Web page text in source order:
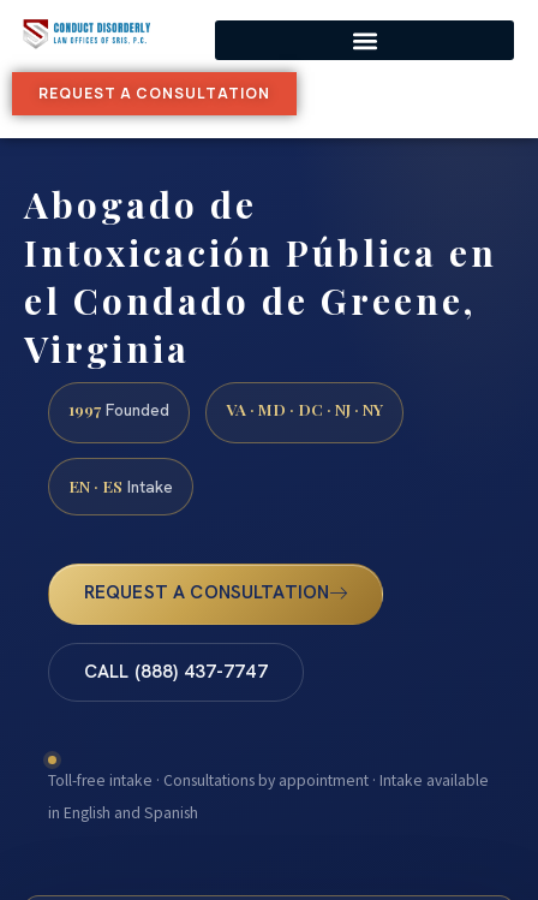
REQUEST A CONSULTATION
Abogado de
Intoxicación Pública en
el Condado de Greene,
Virginia
1997 Founded VA · MD · DC · NJ · NY
EN · ES Intake
REQUEST A CONSULTATION
CALL (888) 437-7747
Toll-free intake · Consultations by appointment · Intake available
in English and Spanish